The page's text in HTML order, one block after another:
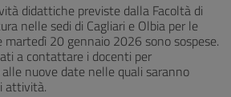
didattiche previste dalla Facoltà di
nelle sedi di Cagliari e Olbia per le
20 gennaio 2026 sono sospese.
a contattare i docenti per
nuove date nelle quali saranno
attività.